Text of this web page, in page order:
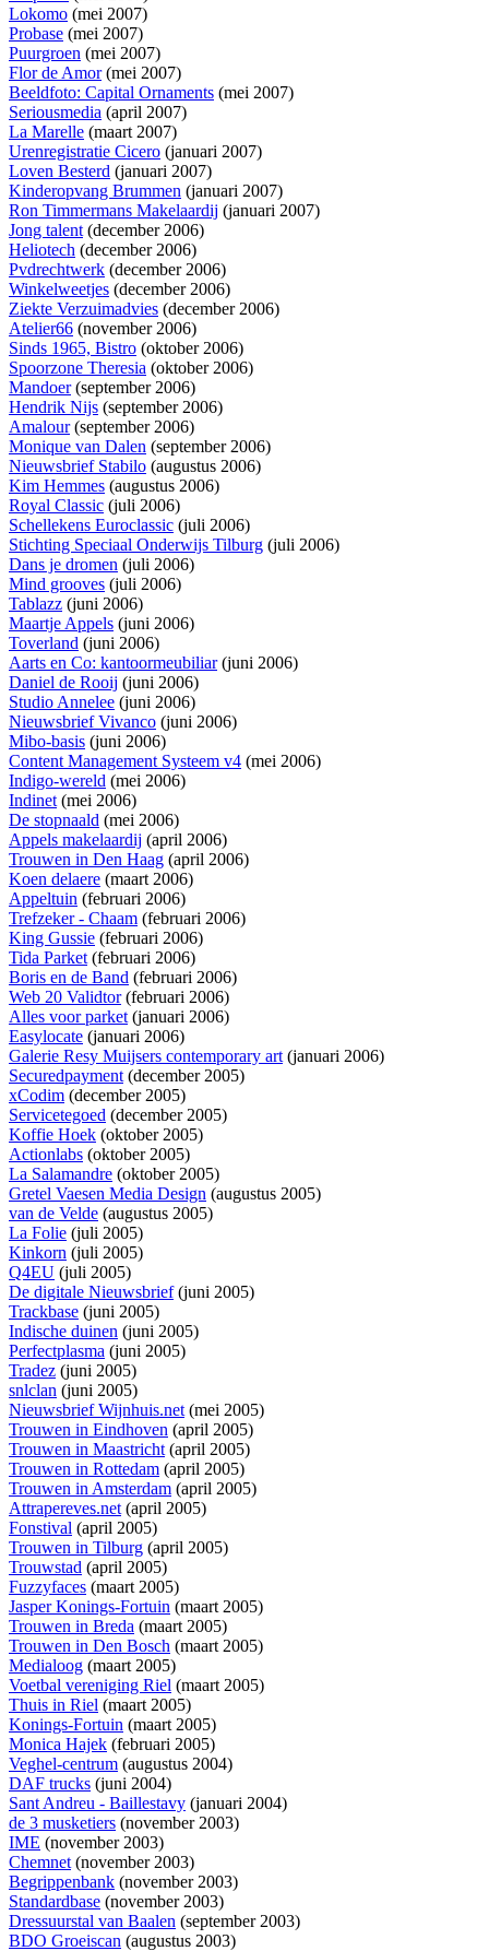
Lokomo (mei 2007)
Probase (mei 2007)
Puurgroen (mei 2007)
Flor de Amor(mei 2007)
Beeldfoto: Capital Ornaments (mei 2007)
Seriousmedia (april 2007)
La Marelle (maart 2007)
Urenregistratie Cicero (januari 2007)
Loven Besterd (januari 2007)
Kinderopvang Brummen (januari 2007)
Ron Timmermans Makelaardij (januari 2007)
Jong talent(december 2006)
Heliotech (december 2006)
Pvdrechtwerk (december 2006)
Winkelweetjes (december 2006)
Ziekte Verzuimadvies (december 2006)
Atelier66 (november 2006)
Sinds 1965, Bistro (oktober 2006)
Spoorzone Theresia (oktober 2006)
Mandoer(september 2006)
Hendrik Nijs (september 2006)
Amalour(september 2006)
Monique van Dalen (september 2006)
Nieuwsbrief Stabilo (augustus 2006)
Kim Hemmes (augustus 2006)
Royal Classic (juli 2006)
Schellekens Euroclassic (juli 2006)
Stichting Speciaal Onderwijs Tilburg (juli 2006)
Dans je dromen (juli 2006)
Mind grooves (juli 2006)
Tablazz (juni 2006)
Maartje Appels (juni 2006)
Toverland (juni 2006)
Aarts en Co: kantoormeubiliar(juni 2006)
Daniel de Rooij (juni 2006)
Studio Annelee (juni 2006)
Nieuwsbrief Vivanco (juni 2006)
Mibo-basis (juni 2006)
Content Management Systeem v4 (mei 2006)
Indigo-wereld (mei 2006)
Indinet(mei 2006)
De stopnaald (mei 2006)
Appels makelaardij (april 2006)
Trouwen in Den Haag (april 2006)
Koen delaere (maart 2006)
Appeltuin (februari 2006)
Trefzeker - Chaam (februari 2006)
King Gussie (februari 2006)
Tida Parket(februari 2006)
Boris en de Band (februari 2006)
Web 20 Validtor(februari 2006)
Alles voor parket(januari 2006)
Easylocate (januari 2006)
Galerie Resy Muijsers contemporary art(januari 2006)
Securedpayment(december 2005)
xCodim (december 2005)
Servicetegoed (december 2005)
Koffie Hoek (oktober 2005)
Actionlabs (oktober 2005)
La Salamandre (oktober 2005)
Gretel Vaesen Media Design (augustus 2005)
van de Velde (augustus 2005)
La Folie (juli 2005)
Kinkorn (juli 2005)
Q4EU (juli 2005)
De digitale Nieuwsbrief(juni 2005)
Trackbase (juni 2005)
Indische duinen (juni 2005)
Perfectplasma (juni 2005)
Tradez (juni 2005)
snlclan (juni 2005)
Nieuwsbrief Wijnhuis.net(mei 2005)
Trouwen in Eindhoven (april 2005)
Trouwen in Maastricht(april 2005)
Trouwen in Rottedam (april 2005)
Trouwen in Amsterdam (april 2005)
Attrapereves.net(april 2005)
Fonstival (april 2005)
Trouwen in Tilburg (april 2005)
Trouwstad (april 2005)
Fuzzyfaces (maart 2005)
Jasper Konings-Fortuin (maart 2005)
Trouwen in Breda (maart 2005)
Trouwen in Den Bosch (maart 2005)
Medialoog (maart 2005)
Voetbal vereniging Riel (maart 2005)
Thuis in Riel (maart 2005)
Konings-Fortuin (maart 2005)
Monica Hajek (februari 2005)
Veghel-centrum (augustus 2004)
DAF trucks (juni 2004)
Sant Andreu - Baillestavy (januari 2004)
de 3 musketiers (november 2003)
IME (november 2003)
Chemnet(november 2003)
Begrippenbank (november 2003)
Standardbase (november 2003)
Dressuurstal van Baalen (september 2003)
BDO Groeiscan (augustus 2003)